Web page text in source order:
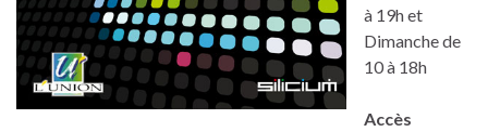
à 19h et
Dimanche de
10 à 18h
Accès